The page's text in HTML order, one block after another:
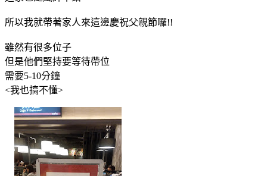
所以我就帶著家人來這邊慶祝父親節囉!!
雖然有很多位子
但是他們堅持要等待帶位
需要5-10分鐘
<我也搞不懂>